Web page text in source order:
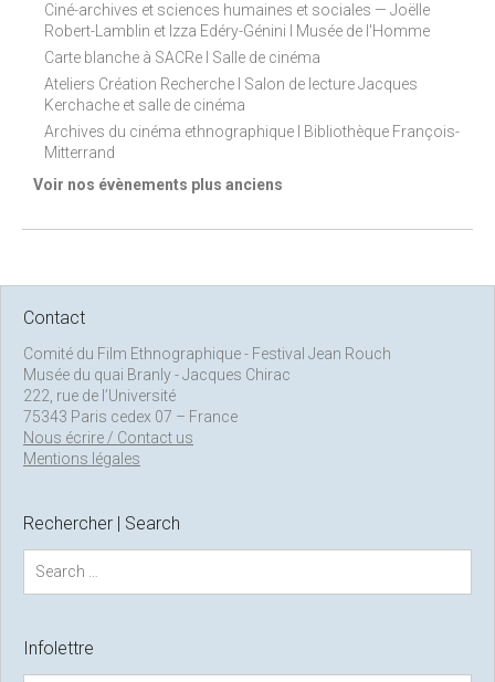
Ciné-archives et sciences humaines et sociales — Joëlle
Robert-Lamblin et Izza Edéry-Génini I Musée de l'Homme
Carte blanche à SACRe I Salle de cinéma
Ateliers Création Recherche I Salon de lecture Jacques
Kerchache et salle de cinéma
Archives du cinéma ethnographique I Bibliothèque François-
Mitterrand
Voir nos évènements plus anciens
Contact
Comité du Film Ethnographique - Festival Jean Rouch
Musée du quai Branly - Jacques Chirac
222, rue de l’Université
75343 Paris cedex 07 – France
Nous écrire / Contact us
Mentions légales
Rechercher | Search
a
c
Infolettre